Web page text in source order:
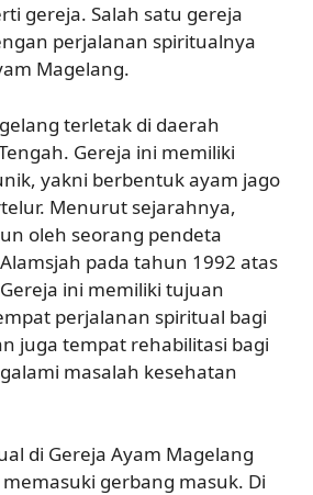
gereja. Salah satu gereja
perjalanan spiritualnya
Magelang.
terletak di daerah
Gereja ini memiliki
yakni berbentuk ayam jago
Menurut sejarahnya,
oleh seorang pendeta
pada tahun 1992 atas
ini memiliki tujuan
perjalanan spiritual bagi
juga tempat rehabilitasi bagi
masalah kesehatan
di Gereja Ayam Magelang
gerbang masuk. Di